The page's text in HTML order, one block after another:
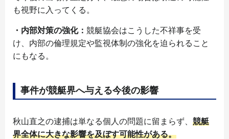
も視野に入ってくる。
・内部対策の強化： 競艇協会はこうした不祥事を受
け、内部の倫理規定や監視体制の強化を迫られること
にもなる。
事件が競艇界へ与える今後の影響
秋山直之の逮捕は単なる個人の問題に留まらず、 競艇
界全体に大きな影響を及ぼす可能性がある。